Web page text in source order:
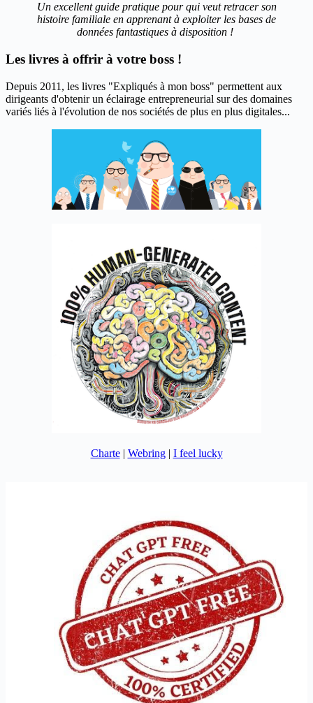
Un excellent guide pratique pour qui veut retracer son
histoire familiale en apprenant à exploiter les bases de
données fantastiques à disposition !
Les livres à offrir à votre boss !
Depuis 2011, les livres "Expliqués à mon boss" permettent aux
dirigeants d'obtenir un éclairage entrepreneurial sur des domaines
variés liés à l'évolution de nos sociétés de plus en plus digitales...
Charte| Webring| I feel lucky